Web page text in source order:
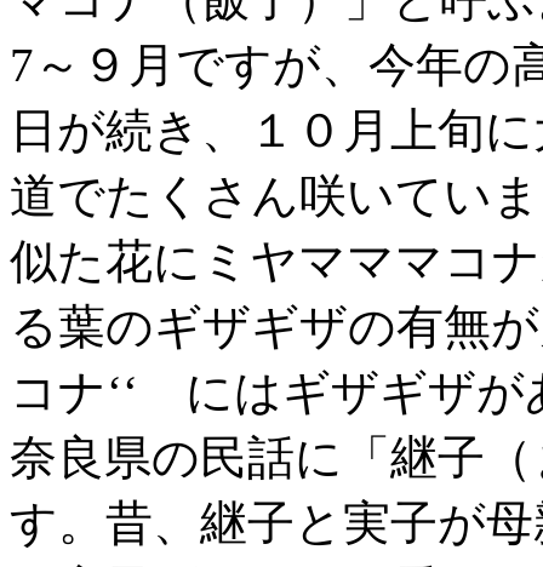
7～９月ですが、今年の
日が続き、１０月上旬
道でたくさん咲いてい
似た花にミヤマママコ
る葉のギザギザの有無
コナ‘‘ にはギザギザが
奈良県の民話に「継子
す。昔、継子と実子が